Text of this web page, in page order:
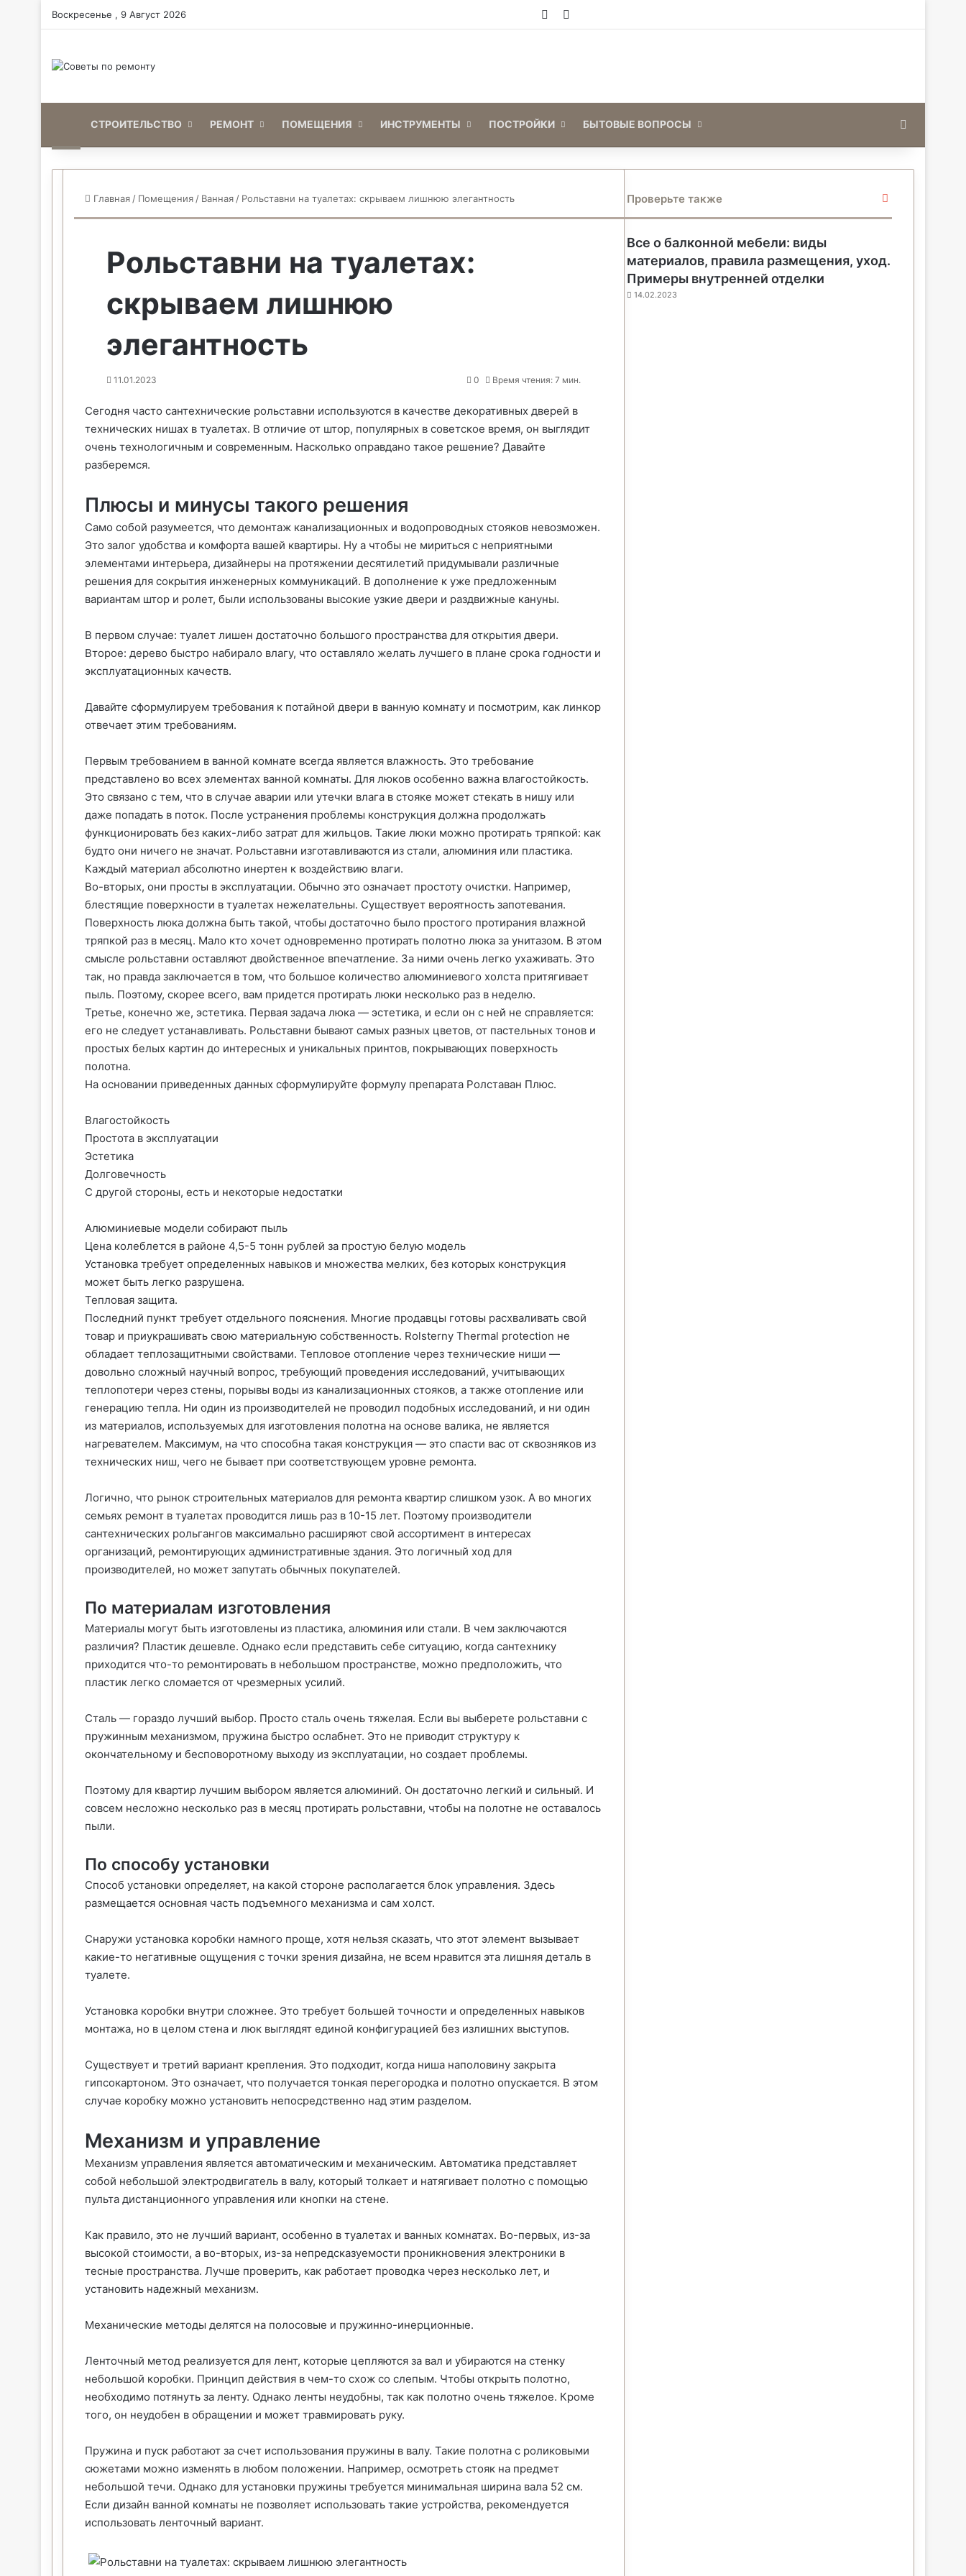
Воскресенье , 9 Август 2026 Войти
HomeСТРОИТЕЛЬСТВО РЕМОНТ ПОМЕЩЕНИЯ ИНСТРУМЕНТЫ ПОСТРОЙКИ БЫТОВЫЕ ВОПРОСЫ
Главная / Помещения / Ванная / Рольставни на туалетах: скрываем лишнюю элегантность
Рольставни на туалетах:
скрываем лишнюю
элегантность
11.01.2023 0 Время чтения: 7 мин.
Сегодня часто сантехнические рольставни используются в качестве декоративных дверей в
технических нишах в туалетах. В отличие от штор, популярных в советское время, он выглядит
очень технологичным и современным. Насколько оправдано такое решение? Давайте
разберемся.
Плюсы и минусы такого решения
Само собой разумеется, что демонтаж канализационных и водопроводных стояков невозможен.
Это залог удобства и комфорта вашей квартиры. Ну а чтобы не мириться с неприятными
элементами интерьера, дизайнеры на протяжении десятилетий придумывали различные
решения для сокрытия инженерных коммуникаций. В дополнение к уже предложенным
вариантам штор и ролет, были использованы высокие узкие двери и раздвижные кануны.
В первом случае: туалет лишен достаточно большого пространства для открытия двери.
Второе: дерево быстро набирало влагу, что оставляло желать лучшего в плане срока годности и
эксплуатационных качеств.
Давайте сформулируем требования к потайной двери в ванную комнату и посмотрим, как линкор
отвечает этим требованиям.
Первым требованием в ванной комнате всегда является влажность. Это требование
представлено во всех элементах ванной комнаты. Для люков особенно важна влагостойкость.
Это связано с тем, что в случае аварии или утечки влага в стояке может стекать в нишу или
даже попадать в поток. После устранения проблемы конструкция должна продолжать
функционировать без каких-либо затрат для жильцов. Такие люки можно протирать тряпкой: как
будто они ничего не значат. Рольставни изготавливаются из стали, алюминия или пластика.
Каждый материал абсолютно инертен к воздействию влаги.
Во-вторых, они просты в эксплуатации. Обычно это означает простоту очистки. Например,
блестящие поверхности в туалетах нежелательны. Существует вероятность запотевания.
Поверхность люка должна быть такой, чтобы достаточно было простого протирания влажной
тряпкой раз в месяц. Мало кто хочет одновременно протирать полотно люка за унитазом. В этом
смысле рольставни оставляют двойственное впечатление. За ними очень легко ухаживать. Это
так, но правда заключается в том, что большое количество алюминиевого холста притягивает
пыль. Поэтому, скорее всего, вам придется протирать люки несколько раз в неделю.
Третье, конечно же, эстетика. Первая задача люка — эстетика, и если он с ней не справляется:
его не следует устанавливать. Рольставни бывают самых разных цветов, от пастельных тонов и
простых белых картин до интересных и уникальных принтов, покрывающих поверхность
полотна.
На основании приведенных данных сформулируйте формулу препарата Ролставан Плюс.
Влагостойкость
Простота в эксплуатации
Эстетика
Долговечность
С другой стороны, есть и некоторые недостатки
Алюминиевые модели собирают пыль
Цена колеблется в районе 4,5-5 тонн рублей за простую белую модель
Установка требует определенных навыков и множества мелких, без которых конструкция
может быть легко разрушена.
Тепловая защита.
Последний пункт требует отдельного пояснения. Многие продавцы готовы расхваливать свой
товар и приукрашивать свою материальную собственность. Rolsterny Thermal protection не
обладает теплозащитными свойствами. Тепловое отопление через технические ниши —
довольно сложный научный вопрос, требующий проведения исследований, учитывающих
теплопотери через стены, порывы воды из канализационных стояков, а также отопление или
генерацию тепла. Ни один из производителей не проводил подобных исследований, и ни один
из материалов, используемых для изготовления полотна на основе валика, не является
нагревателем. Максимум, на что способна такая конструкция — это спасти вас от сквозняков из
технических ниш, чего не бывает при соответствующем уровне ремонта.
Логично, что рынок строительных материалов для ремонта квартир слишком узок. А во многих
семьях ремонт в туалетах проводится лишь раз в 10-15 лет. Поэтому производители
сантехнических рольгангов максимально расширяют свой ассортимент в интересах
организаций, ремонтирующих административные здания. Это логичный ход для
производителей, но может запутать обычных покупателей.
По материалам изготовления
Материалы могут быть изготовлены из пластика, алюминия или стали. В чем заключаются
различия? Пластик дешевле. Однако если представить себе ситуацию, когда сантехнику
приходится что-то ремонтировать в небольшом пространстве, можно предположить, что
пластик легко сломается от чрезмерных усилий.
Сталь — гораздо лучший выбор. Просто сталь очень тяжелая. Если вы выберете рольставни с
пружинным механизмом, пружина быстро ослабнет. Это не приводит структуру к
окончательному и бесповоротному выходу из эксплуатации, но создает проблемы.
Поэтому для квартир лучшим выбором является алюминий. Он достаточно легкий и сильный. И
совсем несложно несколько раз в месяц протирать рольставни, чтобы на полотне не оставалось
пыли.
По способу установки
Способ установки определяет, на какой стороне располагается блок управления. Здесь
размещается основная часть подъемного механизма и сам холст.
Снаружи установка коробки намного проще, хотя нельзя сказать, что этот элемент вызывает
какие-то негативные ощущения с точки зрения дизайна, не всем нравится эта лишняя деталь в
туалете.
Установка коробки внутри сложнее. Это требует большей точности и определенных навыков
монтажа, но в целом стена и люк выглядят единой конфигурацией без излишних выступов.
Существует и третий вариант крепления. Это подходит, когда ниша наполовину закрыта
гипсокартоном. Это означает, что получается тонкая перегородка и полотно опускается. В этом
случае коробку можно установить непосредственно над этим разделом.
Механизм и управление
Механизм управления является автоматическим и механическим. Автоматика представляет
собой небольшой электродвигатель в валу, который толкает и натягивает полотно с помощью
пульта дистанционного управления или кнопки на стене.
Как правило, это не лучший вариант, особенно в туалетах и ванных комнатах. Во-первых, из-за
высокой стоимости, а во-вторых, из-за непредсказуемости проникновения электроники в
тесные пространства. Лучше проверить, как работает проводка через несколько лет, и
установить надежный механизм.
Механические методы делятся на полосовые и пружинно-инерционные.
Ленточный метод реализуется для лент, которые цепляются за вал и убираются на стенку
небольшой коробки. Принцип действия в чем-то схож со слепым. Чтобы открыть полотно,
необходимо потянуть за ленту. Однако ленты неудобны, так как полотно очень тяжелое. Кроме
того, он неудобен в обращении и может травмировать руку.
Пружина и пуск работают за счет использования пружины в валу. Такие полотна с роликовыми
сюжетами можно изменять в любом положении. Например, осмотреть стояк на предмет
небольшой течи. Однако для установки пружины требуется минимальная ширина вала 52 см.
Если дизайн ванной комнаты не позволяет использовать такие устройства, рекомендуется
использовать ленточный вариант.
Проверьте также
т
Все о балконной мебели: виды
материалов, правила размещения, уход.
Примеры внутренней отделки
14.02.2023